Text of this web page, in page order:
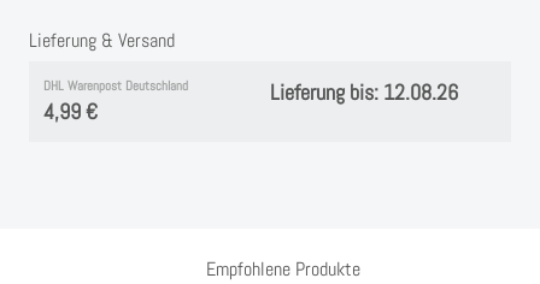
Lieferung & Versand
DHL Warenpost Deutschland
4,99 €
Lieferung bis: 12.08.26
Empfohlene Produkte